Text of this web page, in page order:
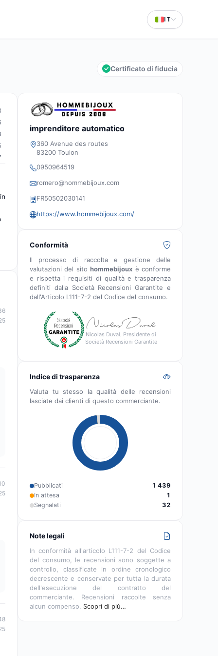
IT
Certificato di fiducia
imprenditore automatico
360 Avenue des routes
83200 Toulon
0950964519
romero@hommebijoux.com
FR50502030141
https://www.hommebijoux.com/
Conformità
Il processo di raccolta e gestione delle
valutazioni del sitohommebijoux è conforme
e rispetta i requisiti di qualità e trasparenza
definiti dalla Società Recensioni Garantite e
dall'Articolo L111-7-2 del Codice del consumo.
Nicolas Duval, Presidente di
Società Recensioni Garantite
Indice di trasparenza
Valuta tu stesso la qualità delle recensioni
lasciate dai clienti di questo commerciante.
Pubblicati
1 439
In attesa
1
Segnalati
32
Note legali
In conformità all'articolo L111-7-2 del Codice
del consumo, le recensioni sono soggette a
controllo, classificate in ordine cronologico
decrescente e conservate per tutta la durata
dell'esecuzione del contratto del
commerciante. Recensioni raccolte senza
alcun compenso. Scopri di più…